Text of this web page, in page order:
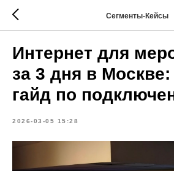
Сегменты-Кейсы
Интернет для
за 3 дня в
гайд по
2026-03-05 15:28